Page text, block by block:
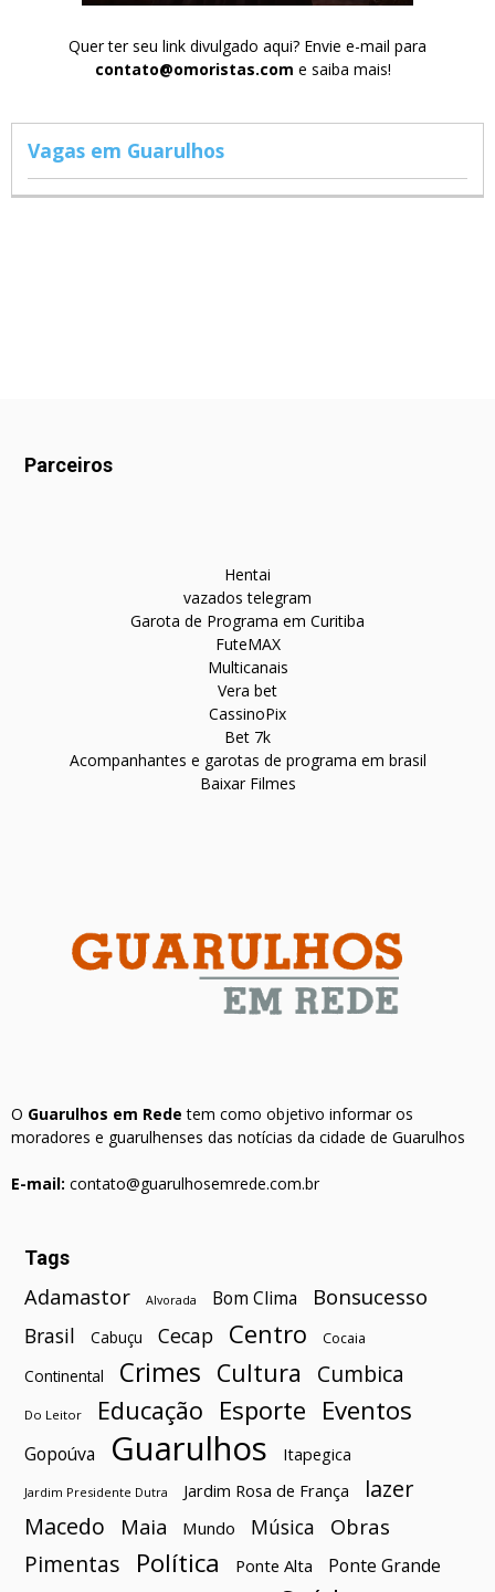
Quer ter seu link divulgado aqui? Envie e-mail para
contato@omoristas.com e saiba mais!
Vagas em Guarulhos
Parceiros
Hentai
vazados telegram
Garota de Programa em Curitiba
FuteMAX
Multicanais
Vera bet
CassinoPix
Bet 7k
Acompanhantes e garotas de programa em brasil
Baixar Filmes
O Guarulhos em Rede tem como objetivo informar os
moradores e guarulhenses das notícias da cidade de Guarulhos
E-mail: contato@guarulhosemrede.com.br
Tags
Adamastor Alvorada Bom Clima Bonsucesso
Brasil Cabuçu Cecap Centro Cocaia
Continental Crimes Cultura Cumbica
Do Leitor Educação Esporte Eventos
Gopoúva Guarulhos Itapegica
Jardim Presidente Dutra Jardim Rosa de França
lazer
Macedo
Maia Mundo Música Obras
Pimentas Política Ponte Alta Ponte Grande